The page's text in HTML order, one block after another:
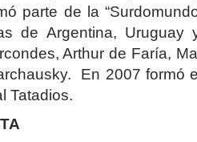
parte de la
de Argentina, Uruguay
Arthur de Faría,
En 2007 formó
Tatadios.